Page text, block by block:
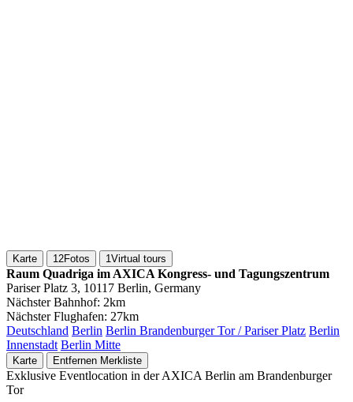
Karte 12Fotos 1Virtual tours
Raum Quadriga im AXICA Kongress- und Tagungszentrum
Pariser Platz 3, 10117 Berlin, Germany
Nächster Bahnhof: 2km
Nächster Flughafen: 27km
Deutschland Berlin Berlin Brandenburger Tor / Pariser Platz Berlin
Innenstadt Berlin Mitte
Karte Entfernen Merkliste
Exklusive Eventlocation in der AXICA Berlin am Brandenburger
Tor